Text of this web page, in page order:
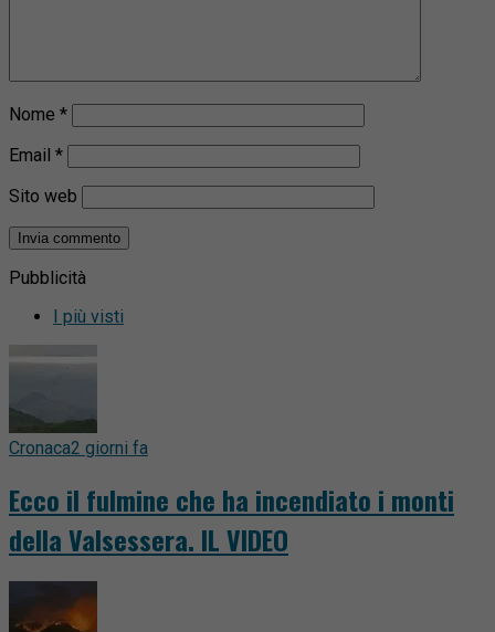
Nome *
Email *
Sito web
Pubblicità
I più visti
Cronaca2 giorni fa
Ecco il fulmine che ha incendiato i monti
della Valsessera. IL VIDEO